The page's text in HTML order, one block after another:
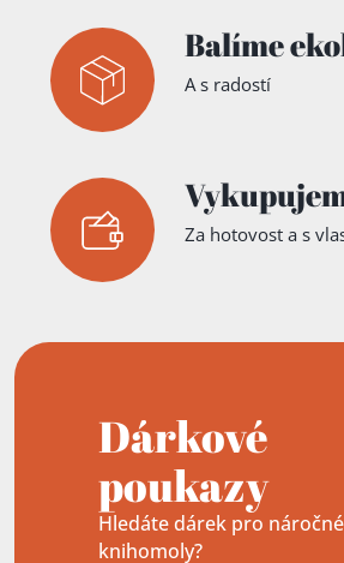
Balíme
A s radostí
Za hotovost a s
Dárkové
poukazy
Hledáte dárek pro náročné
knihomoly?